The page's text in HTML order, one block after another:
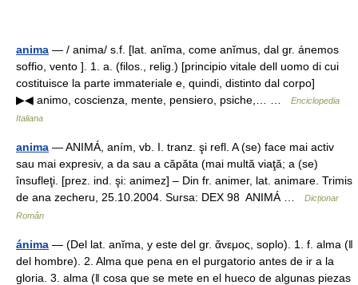
anima — / anima/ s.f. [lat. anĭma, come anĭmus, dal gr. ánemos
soffio, vento ]. 1. a. (filos., relig.) [principio vitale dell uomo di cui
costituisce la parte immateriale e, quindi, distinto dal corpo]
▶◀ animo, coscienza, mente, pensiero, psiche,… …
Enciclopedia
Italiana
anima — ANIMÁ, aním, vb. I. tranz. şi refl. A (se) face mai activ
sau mai expresiv, a da sau a căpăta (mai multă viaţă; a (se)
însufleţi. [prez. ind. şi: animez] – Din fr. animer, lat. animare. Trimis
de ana zecheru, 25.10.2004. Sursa: DEX 98 ANIMÁ …
Dicționar
Român
ánima — (Del lat. anĭma, y este del gr. ἄνεμος, soplo). 1. f. alma (ǁ
del hombre). 2. Alma que pena en el purgatorio antes de ir a la
gloria. 3. alma (ǁ cosa que se mete en el hueco de algunas piezas